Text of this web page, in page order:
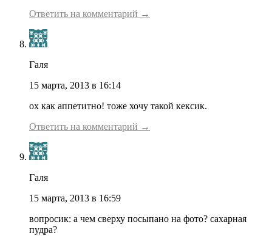
Ответить на комментарий →
Галя
15 марта, 2013 в 16:14
ох как аппетитно! тоже хочу такой кексик.
Ответить на комментарий →
Галя
15 марта, 2013 в 16:59
вопросик: а чем сверху посыпано на фото? сахарная
пудра?